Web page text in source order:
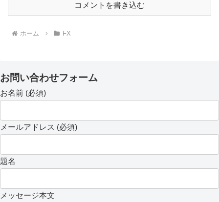
コメントを書き込む
ホーム FX
お問い合わせフォーム
お名前 (必須)
メールアドレス (必須)
題名
メッセージ本文